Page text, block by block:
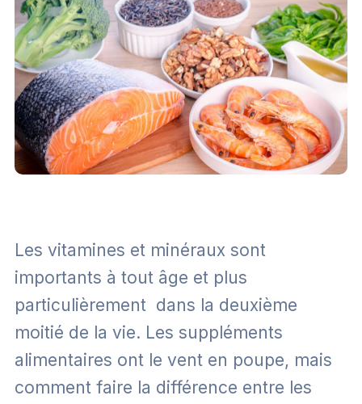
Les vitamines et minéraux sont
importants à tout âge et plus
particulièrement dans la deuxième
moitié de la vie. Les suppléments
alimentaires ont le vent en poupe, mais
comment faire la différence entre les